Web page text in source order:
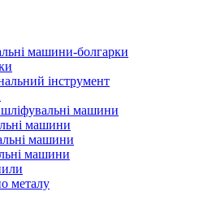
машини-болгарки
інструмент
машини
машини
машини
машини
металу